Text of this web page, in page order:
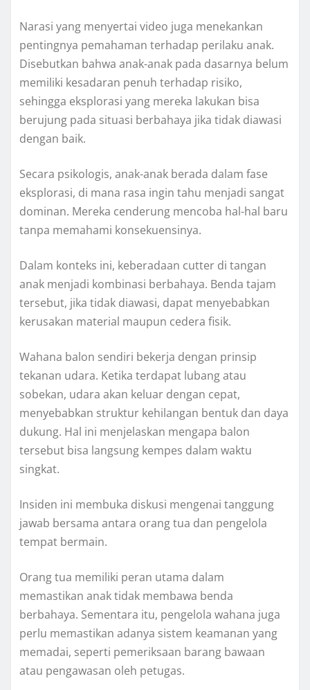
Narasi yang menyertai video juga menekankan
pentingnya pemahaman terhadap perilaku anak.
Disebutkan bahwa anak-anak pada dasarnya belum
memiliki kesadaran penuh terhadap risiko,
sehingga eksplorasi yang mereka lakukan bisa
berujung pada situasi berbahaya jika tidak diawasi
dengan baik.
Secara psikologis, anak-anak berada dalam fase
eksplorasi, di mana rasa ingin tahu menjadi sangat
dominan. Mereka cenderung mencoba hal-hal baru
tanpa memahami konsekuensinya.
Dalam konteks ini, keberadaan cutter di tangan
anak menjadi kombinasi berbahaya. Benda tajam
tersebut, jika tidak diawasi, dapat menyebabkan
kerusakan material maupun cedera fisik.
Wahana balon sendiri bekerja dengan prinsip
tekanan udara. Ketika terdapat lubang atau
sobekan, udara akan keluar dengan cepat,
menyebabkan struktur kehilangan bentuk dan daya
dukung. Hal ini menjelaskan mengapa balon
tersebut bisa langsung kempes dalam waktu
singkat.
Insiden ini membuka diskusi mengenai tanggung
jawab bersama antara orang tua dan pengelola
tempat bermain.
Orang tua memiliki peran utama dalam
memastikan anak tidak membawa benda
berbahaya. Sementara itu, pengelola wahana juga
perlu memastikan adanya sistem keamanan yang
memadai, seperti pemeriksaan barang bawaan
atau pengawasan oleh petugas.